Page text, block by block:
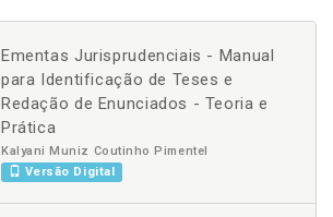
Ementas Jurisprudenciais - Manual
para Identificação de Teses e
Redação de Enunciados - Teoria e
Prática
Kalyani Muniz Coutinho Pimentel
Versão Digital